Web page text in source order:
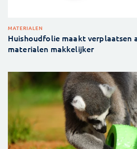
MATERIALEN
Huishoudfolie maakt verplaatsen
materialen makkelijker